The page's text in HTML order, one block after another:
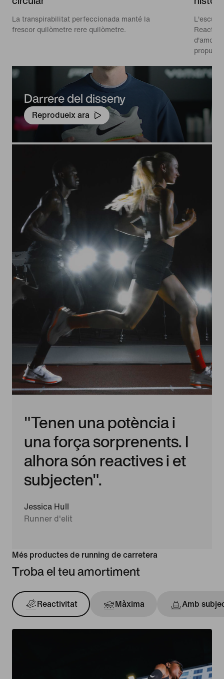
La transpirabilitat perfeccionada manté la
frescor quilòmetre rere quilòmetre.
ReactX
Darrere del disseny
Reprodueix ara
"Tenen una potència i
una força sorprenents. I
alhora són reactives i et
subjecten".
Jessica Hull
Runner d'elit
Més productes de running de carretera
Troba el teu amortiment
Reactivitat Màxima Amb